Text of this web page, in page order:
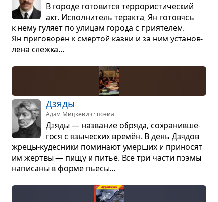
В городе гото­вится тер­ро­ри­сти­че­ский
акт. Испол­ни­тель тер­акта, Ян гото­вясь
к нему гуляет по ули­цам города с при­я­те­лем.
Ян при­го­ворён к смер­той казни и за ним уста­нов­
лена слежка...
Дзяды
Адам Мицкевич · поэма
Дзяды — назва­ние обряда, сохра­нив­ше­
гося с язы­че­ских времён. В день Дзя­дов
жрецы-кудес­ники поми­нают умер­ших и при­но­сят
им жертвы — пищу и питьё. Все три части поэмы
напи­саны в форме пьесы...